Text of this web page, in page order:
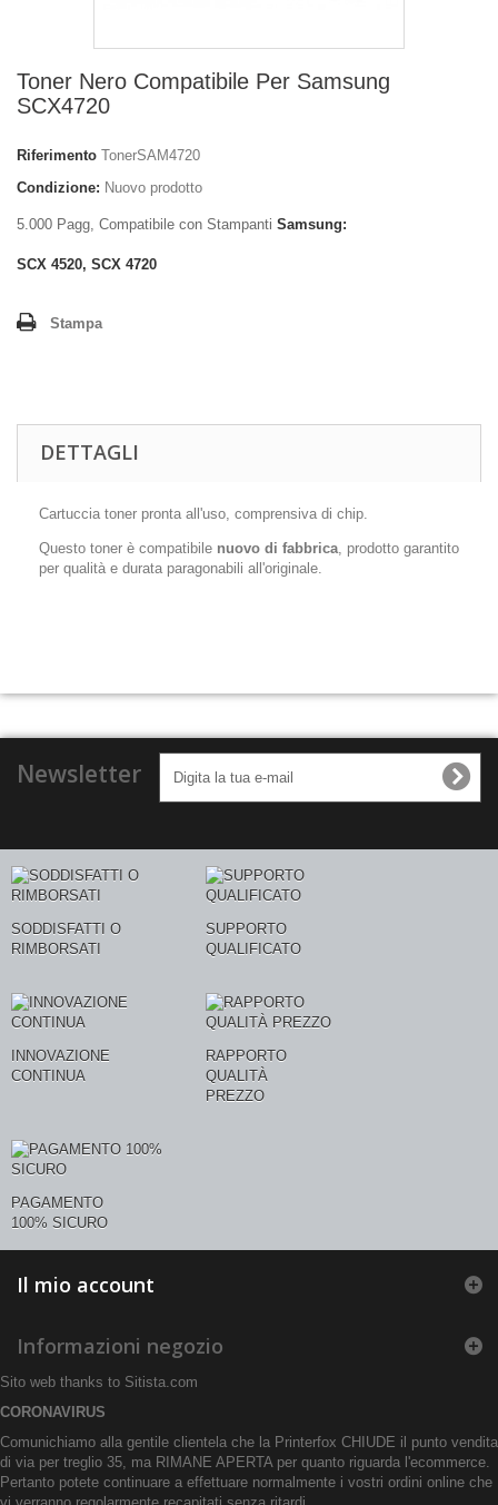
Toner Nero Compatibile Per Samsung
SCX4720
Riferimento TonerSAM4720
Condizione: Nuovo prodotto
5.000 Pagg, Compatibile con Stampanti Samsung:
SCX 4520, SCX 4720
Stampa
DETTAGLI
Cartuccia toner pronta all'uso, comprensiva di chip.
Questo toner è compatibile nuovo di fabbrica, prodotto garantito
per qualità e durata paragonabili all'originale.
Newsletter
SODDISFATTI O
RIMBORSATI
SUPPORTO
QUALIFICATO
INNOVAZIONE
CONTINUA
RAPPORTO
QUALITÀ
PREZZO
PAGAMENTO
100% SICURO
Il mio account
Informazioni negozio
Sito web thanks to Sitista.com
CORONAVIRUS
Comunichiamo alla gentile clientela che la Printerfox CHIUDE il punto vendita
di via per treglio 35, ma RIMANE APERTA per quanto riguarda l'ecommerce.
Pertanto potete continuare a effettuare normalmente i vostri ordini online che